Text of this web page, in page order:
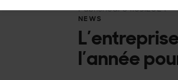
Published: 04.09.2024
NEWS
l’année